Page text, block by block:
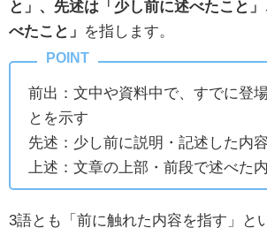
と」、先述は「少し前に述べたこと
べたこと」
を指します。
前出：文中や資料中で、すでに登
とを示す
先述：少し前に説明・記述した内
上述：文章の上部・前段で述べた
3語とも「前に触れた内容を指す」と